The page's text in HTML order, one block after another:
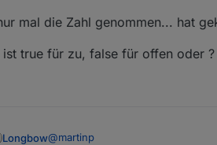
mal die Zahl genommen... hat
ist true für zu, false für offen oder ?
Longbow@martinp